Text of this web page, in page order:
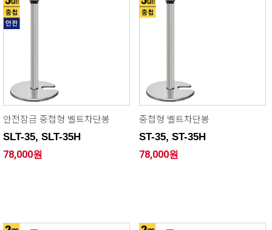
안전잠금 중첩형 벨트차단봉
SLT-35, SLT-35H
78,000원
중첩형 벨트차단봉
ST-35, ST-35H
78,000원